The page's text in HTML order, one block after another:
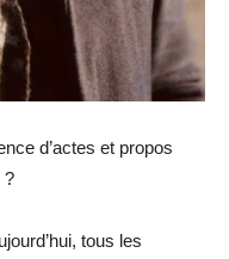
d’actes et propos
?
tous les